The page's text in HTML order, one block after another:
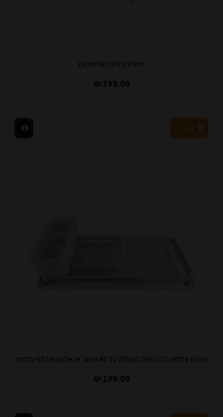
מייבש צלחות אלומניום
199.00 ₪
לעגלה
מייבש צלחות ברבנטייה קטן 20 על 46 שחור או אלומניום לפי בחירה
199.00 ₪